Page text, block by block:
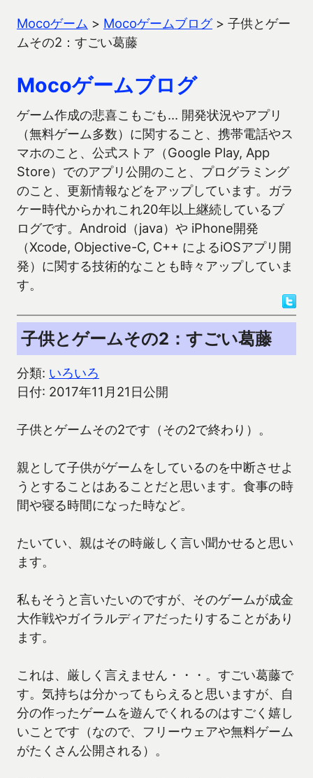
Mocoゲーム > Mocoゲームブログ> 子供とゲー
ムその2：すごい葛藤
Mocoゲームブログ
ゲーム作成の悲喜こもごも… 開発状況やアプリ
（無料ゲーム多数）に関すること、携帯電話やス
マホのこと、公式ストア（Google Play, App
Store）でのアプリ公開のこと、プログラミング
のこと、更新情報などをアップしています。ガラ
ケー時代からかれこれ20年以上継続しているブ
ログです。Android（java）や iPhone開発
（Xcode, Objective-C, C++ によるiOSアプリ開
発）に関する技術的なことも時々アップしていま
す。
子供とゲームその2：すごい葛藤
分類: いろいろ
日付: 2017年11月21日公開
子供とゲームその2です（その2で終わり）。
親として子供がゲームをしているのを中断させよ
うとすることはあることだと思います。食事の時
間や寝る時間になった時など。
たいてい、親はその時厳しく言い聞かせると思い
ます。
私もそうと言いたいのですが、そのゲームが成金
大作戦やガイラルディアだったりすることがあり
ます。
これは、厳しく言えません・・・。すごい葛藤で
す。気持ちは分かってもらえると思いますが、自
分の作ったゲームを遊んでくれるのはすごく嬉し
いことです（なので、フリーウェアや無料ゲーム
がたくさん公開される）。